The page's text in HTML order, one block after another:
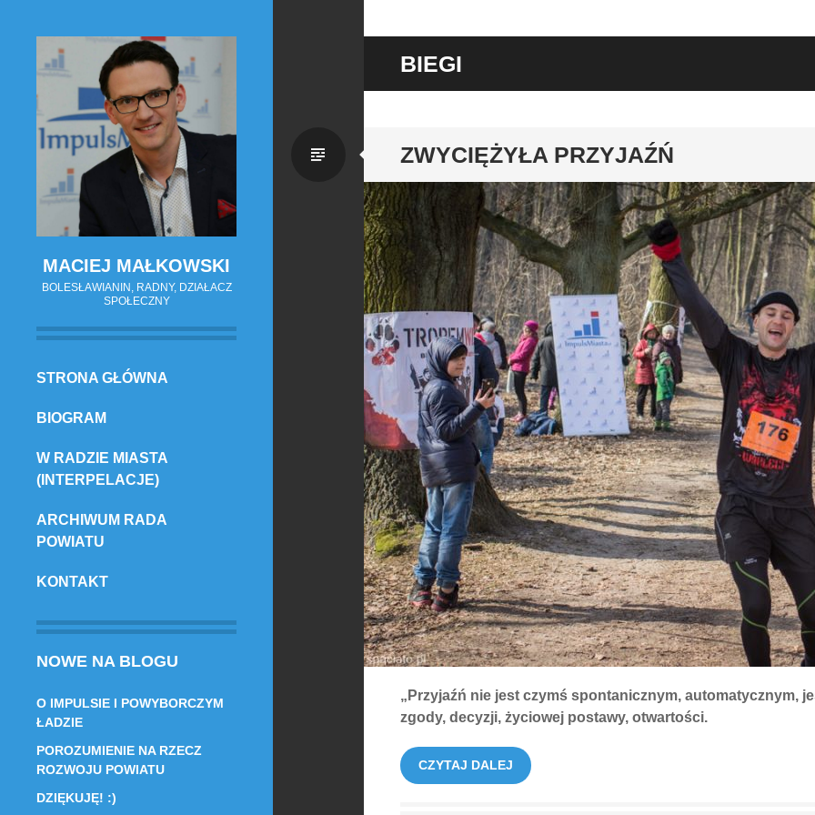
MACIEJ MAŁKOWSKI
BOLESŁAWIANIN, RADNY, DZIAŁACZ
SPOŁECZNY
PRZESKOCZ
TREŚCI
STRONA GŁÓWNA
BIOGRAM
W RADZIE MIASTA
(INTERPELACJE)
ARCHIWUM RADA
POWIATU
KONTAKT
NOWE NA BLOGU
O IMPULSIE I POWYBORCZYM
ŁADZIE
POROZUMIENIE NA RZECZ
ROZWOJU POWIATU
DZIĘKUJĘ! :)
BIEGI
ZWYCIĘŻYŁA PRZYJAŹŃ
Zwykły
wpis
„Przyjaźń nie jest czymś spontanicznym, automatycznym,
zgody, decyzji, życiowej postawy, otwartości.
CZYTAJ DALEJ